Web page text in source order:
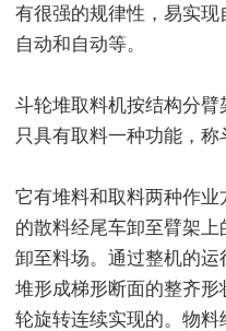
有很强的规律性，易实
自动和自动等。
斗轮堆取料机按结构分
只具有取料一种功能，称
它有堆料和取料两种作
的散料经尾车卸至臂架
卸至料场。通过整机的
堆形成梯形断面的整齐
轮旋转连续实现的。物